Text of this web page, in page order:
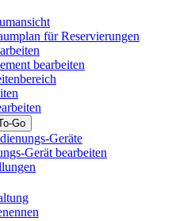
für Reservierungen
bearbeiten
Go
Geräte
Gerät bearbeiten